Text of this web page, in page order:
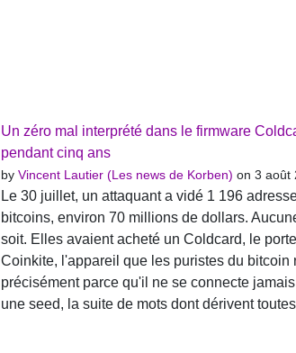
Un zéro mal interprété dans le firmware
pendant cinq ans
by Vincent Lautier (Les news de Korben) on 3 août
Le 30 juillet, un attaquant a vidé 1 196
bitcoins, environ 70 millions de dollars.
soit. Elles avaient acheté un Coldcard, le
Coinkite, l'appareil que les puristes du
précisément parce qu'il ne se connecte
une seed, la suite de mots dont dérivent